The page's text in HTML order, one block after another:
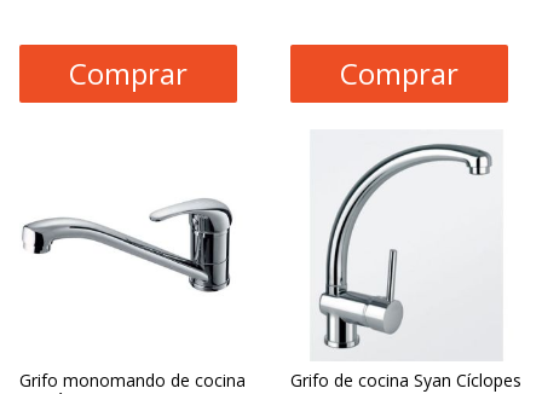
Comprar Comprar
Grifo monomando de cocina
Grifo de cocina Syan Cíclopes